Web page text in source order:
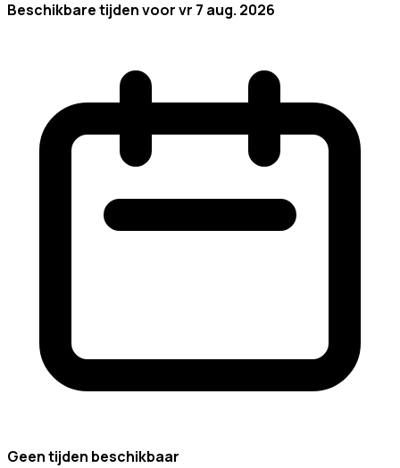
Beschikbare tijden voorvr 7 aug. 2026
Geen tijden beschikbaar